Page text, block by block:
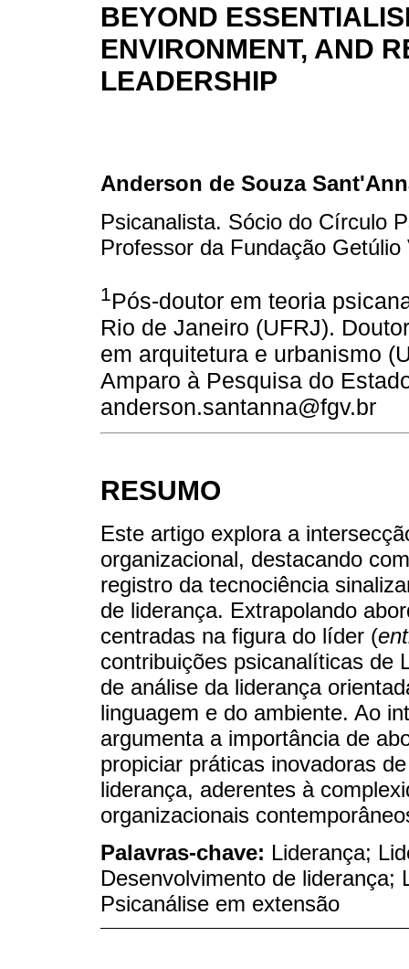
BEYOND
ENVIRONMENT, AND
LEADERSHIP
Anderson de Souza
Psicanalista. Sócio do Círculo
Professor da Fundação
1 Pós-doutor em teoria
Rio de Janeiro (UFRJ).
em arquitetura e urbanismo
Amparo à Pesquisa do
anderson.santanna@fgv.br
RESUMO
Este artigo explora a
organizacional, destacando
registro da tecnociência
de liderança. Extrapolando
centradas na figura do líder (
contribuições psicanalíticas de
de análise da liderança
linguagem e do ambiente. Ao
argumenta a importância de
propiciar práticas inovadoras
liderança, aderentes à
organizacionais
Palavras-chave: Liderança;
Desenvolvimento de liderança;
Psicanálise em extensão